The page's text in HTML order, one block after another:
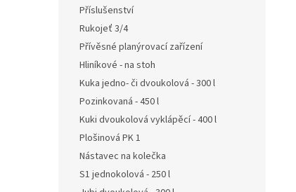
Příslušenství
Rukojeť 3/4
Přívěsné planýrovací zařízení
Hliníkové - na stoh
Kuka jedno- či dvoukolová - 300 l
Pozinkovaná - 450 l
Kuki dvoukolová vyklápěcí - 400 l
Plošinová PK 1
Nástavec na kolečka
S1 jednokolová - 250 l